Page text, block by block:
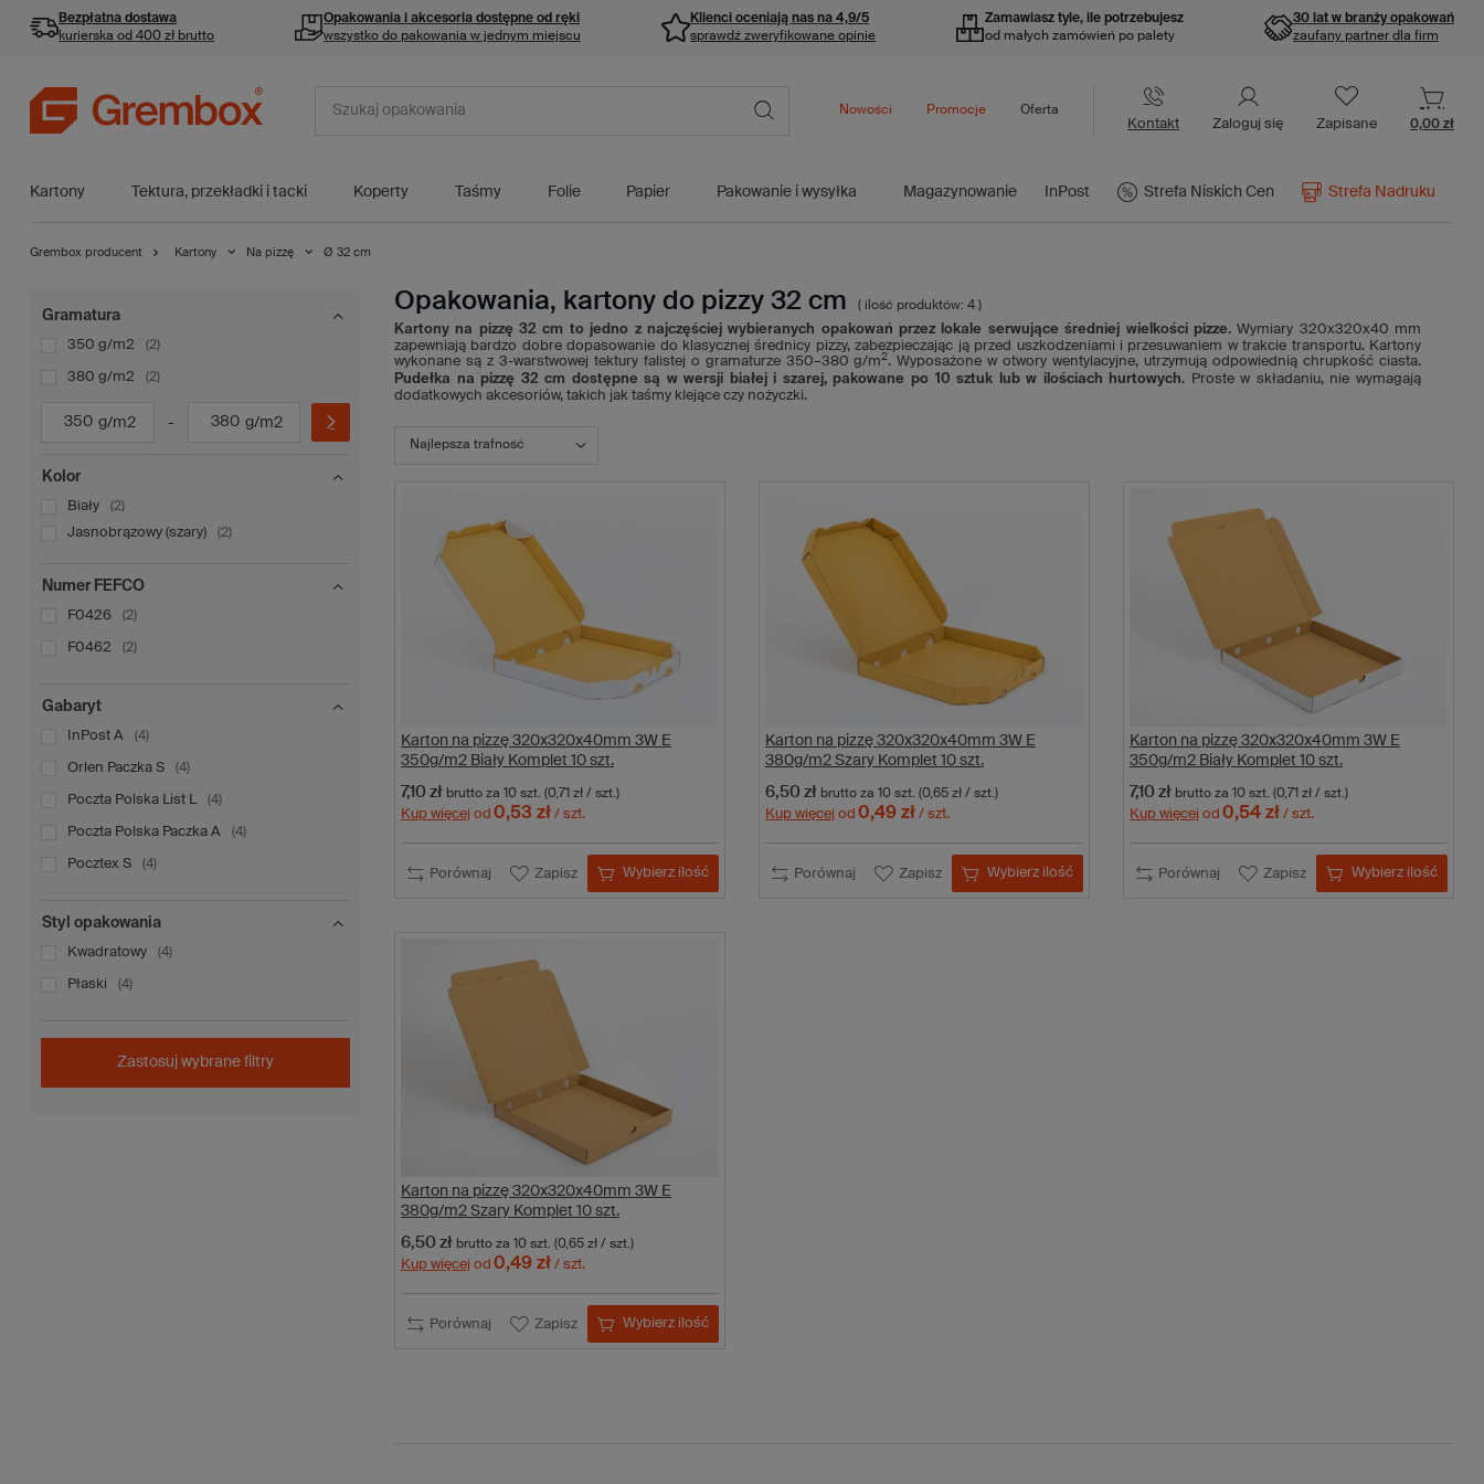
Bezpłatna dostawa
kurierska od 400 zł brutto
Opakowania i akcesoria dostępne od ręki
wszystko do pakowania w jednym miejscu
Klienci oceniają nas na 4,9/5
sprawdź zweryfikowane opinie
Zamawiasz tyle, ile potrzebujesz
od małych zamówień po palety
30 lat w branży opakowań
zaufany partner dla firm
Kontakt Zaloguj się Zapisane 0,00 zł
Kartony Tektura, przekładki i tacki Koperty Taśmy Folie Papier Pakowanie i wysyłka Magazynowanie InPost Strefa Niskich Cen Strefa Nadruku
Nowości Promocje Oferta
Grembox producent Kartony Na pizzę Ø 32 cm
Gramatura
350 g/m2 2
380 g/m2 2
g/m2 - g/m2
Kolor
Biały 2
Jasnobrązowy (szary) 2
Numer FEFCO
F0426 2
F0462 2
Gabaryt
InPost A 4
Orlen Paczka S 4
Poczta Polska List L 4
Poczta Polska Paczka A 4
Pocztex S 4
Styl opakowania
Kwadratowy 4
Płaski 4
Zastosuj wybrane filtry
Opakowania, kartony do pizzy 32 cm ( ilość produktów: 4 )
Kartony na pizzę 32 cm to jedno z najczęściej wybieranych opakowań przez lokale serwujące średniej wielkości pizze. Wymiary 320x320x40 mm
zapewniają bardzo dobre dopasowanie do klasycznej średnicy pizzy, zabezpieczając ją przed uszkodzeniami i przesuwaniem w trakcie transportu. Kartony
wykonane są z 3-warstwowej tektury falistej o gramaturze 350–380 g/m2. Wyposażone w otwory wentylacyjne, utrzymują odpowiednią chrupkość ciasta.
Pudełka na pizzę 32 cm dostępne są w wersji białej i szarej, pakowane po 10 sztuk lub w ilościach hurtowych. Proste w składaniu, nie wymagają
dodatkowych akcesoriów, takich jak taśmy klejące czy nożyczki.
Najlepsza trafność
Karton na pizzę 320x320x40mm 3W E
350g/m2 Biały Komplet 10 szt.
7,10 zł brutto za 10 szt. (0,71 zł / szt.)
Kup więcej od 0,53 zł / szt.
Porównaj Zapisz Wybierz ilość
Karton na pizzę 320x320x40mm 3W E
380g/m2 Szary Komplet 10 szt.
6,50 zł brutto za 10 szt. (0,65 zł / szt.)
Kup więcej od 0,49 zł / szt.
Porównaj Zapisz Wybierz ilość
Karton na pizzę 320x320x40mm 3W E
350g/m2 Biały Komplet 10 szt.
7,10 zł brutto za 10 szt. (0,71 zł / szt.)
Kup więcej od 0,54 zł / szt.
Porównaj Zapisz Wybierz ilość
Karton na pizzę 320x320x40mm 3W E
380g/m2 Szary Komplet 10 szt.
6,50 zł brutto za 10 szt. (0,65 zł / szt.)
Kup więcej od 0,49 zł / szt.
Porównaj Zapisz Wybierz ilość